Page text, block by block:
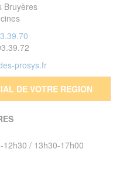
Bruyères
prosys.fr
DE VOTRE REGION
/ 13h30-17h00